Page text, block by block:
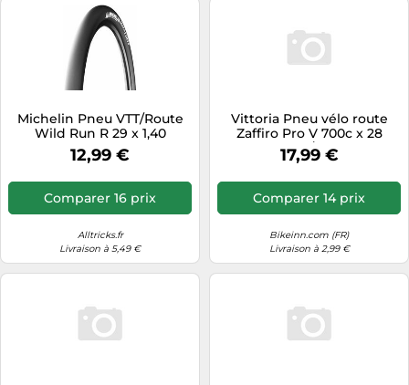
Michelin Pneu VTT/Route
Wild Run R 29 x 1,40
Tubetype Rigide
12,99 €
Comparer 16 prix
Alltricks.fr
Livraison à 5,49 €
Vittoria Pneu vélo route
Zaffiro Pro V 700c x 28
Doré/Noir
17,99 €
Comparer 14 prix
Bikeinn.com (FR)
Livraison à 2,99 €